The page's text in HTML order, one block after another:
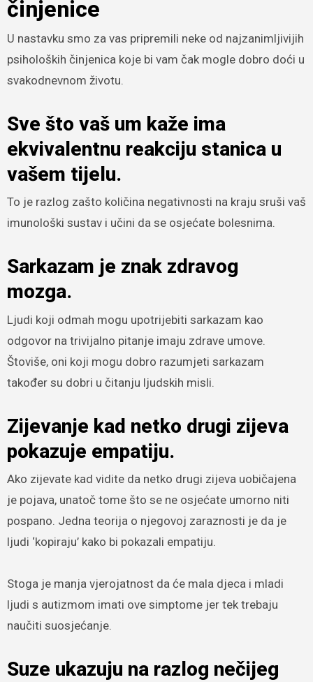
činjenice
U nastavku smo za vas pripremili neke od najzanimljivijih
psiholoških činjenica koje bi vam čak mogle dobro doći u
svakodnevnom životu.
Sve što vaš um kaže ima
ekvivalentnu reakciju stanica u
vašem tijelu.
To je razlog zašto količina negativnosti na kraju sruši vaš
imunološki sustav i učini da se osjećate bolesnima.
Sarkazam je znak zdravog
mozga.
Ljudi koji odmah mogu upotrijebiti sarkazam kao
odgovor na trivijalno pitanje imaju zdrave umove.
Štoviše, oni koji mogu dobro razumjeti sarkazam
također su dobri u čitanju ljudskih misli.
Zijevanje kad netko drugi zijeva
pokazuje empatiju.
Ako zijevate kad vidite da netko drugi zijeva uobičajena
je pojava, unatoč tome što se ne osjećate umorno niti
pospano. Jedna teorija o njegovoj zaraznosti je da je
ljudi ‘kopiraju’ kako bi pokazali empatiju.
Stoga je manja vjerojatnost da će mala djeca i mladi
ljudi s autizmom imati ove simptome jer tek trebaju
naučiti suosjećanje.
Suze ukazuju na razlog nečijeg